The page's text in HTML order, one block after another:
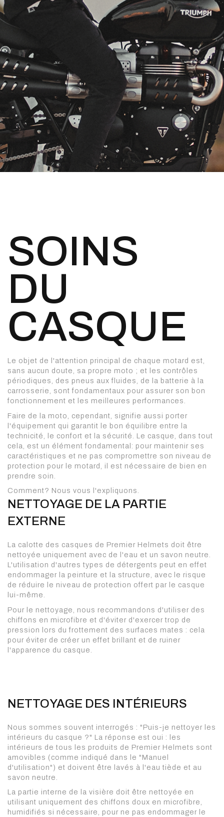
SOINS
DU
CASQUE
Le objet de l'attention principal de chaque motard est,
sans aucun doute, sa propre moto ; et les contrôles
périodiques, des pneus aux fluides, de la batterie à la
carrosserie, sont fondamentaux pour assurer son bon
fonctionnement et les meilleures performances.
Faire de la moto, cependant, signifie aussi porter
l'équipement qui garantit le bon équilibre entre la
technicité, le confort et la sécurité. Le casque, dans tout
cela, est un élément fondamental: pour maintenir ses
caractéristiques et ne pas compromettre son niveau de
protection pour le motard, il est nécessaire de bien en
prendre soin.
Comment? Nous vous l'expliquons.
NETTOYAGE DE LA PARTIE
EXTERNE
La calotte des casques de Premier Helmets doit être
nettoyée uniquement avec de l'eau et un savon neutre.
L'utilisation d'autres types de détergents peut en effet
endommager la peinture et la structure, avec le risque
de réduire le niveau de protection offert par le casque
lui-même.
Pour le nettoyage, nous recommandons d'utiliser des
chiffons en microfibre et d'éviter d'exercer trop de
pression lors du frottement des surfaces mates : cela
pour éviter de créer un effet brillant et de ruiner
l'apparence du casque.
NETTOYAGE DES INTÉRIEURS
Nous sommes souvent interrogés : "Puis-je nettoyer les
intérieurs du casque ?" La réponse est oui : les
intérieurs de tous les produits de Premier Helmets sont
amovibles (comme indiqué dans le "Manuel
d'utilisation") et doivent être lavés à l'eau tiède et au
savon neutre.
La partie interne de la visière doit être nettoyée en
utilisant uniquement des chiffons doux en microfibre,
humidifiés si nécessaire, pour ne pas endommager le